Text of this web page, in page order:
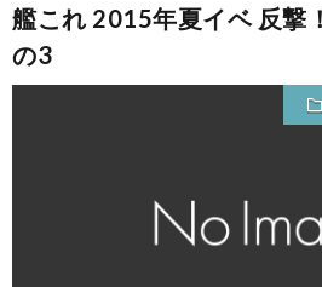
艦これ 2015年夏イベ 反撃
の3